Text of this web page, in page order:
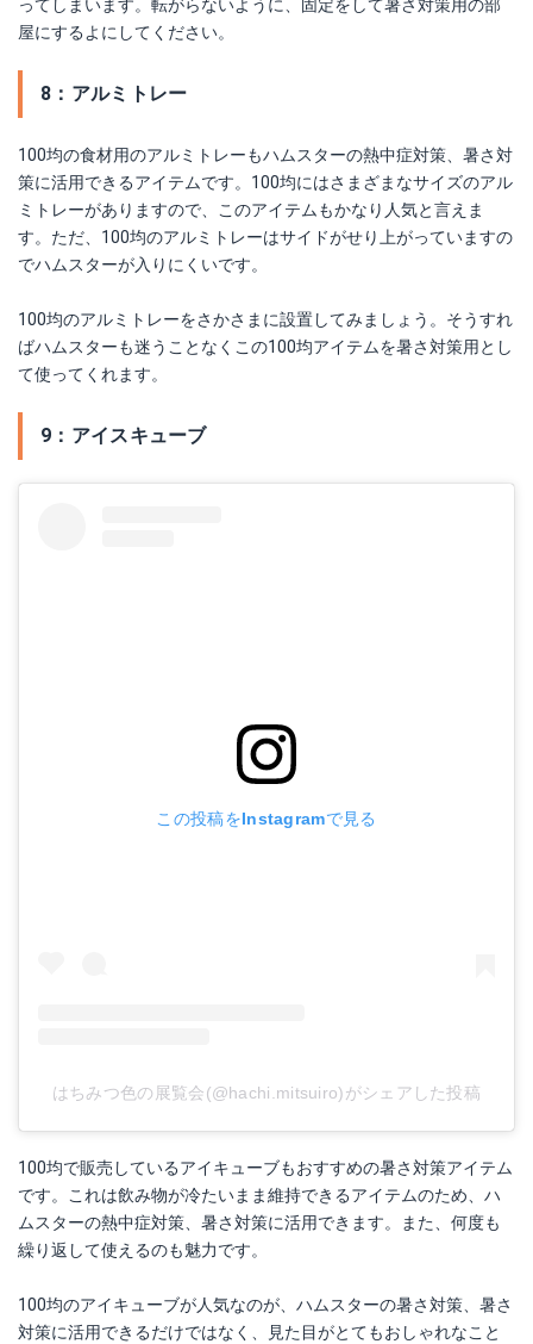
ってしまいます。転がらないように、固定をして暑さ対策用の部
屋にするよにしてください。
8：アルミトレー
100均の食材用のアルミトレーもハムスターの熱中症対策、暑さ対
策に活用できるアイテムです。100均にはさまざまなサイズのアル
ミトレーがありますので、このアイテムもかなり人気と言えま
す。ただ、100均のアルミトレーはサイドがせり上がっていますの
でハムスターが入りにくいです。
100均のアルミトレーをさかさまに設置してみましょう。そうすれ
ばハムスターも迷うことなくこの100均アイテムを暑さ対策用とし
て使ってくれます。
9：アイスキューブ
この投稿をInstagramで見る
はちみつ色の展覧会(@hachi.mitsuiro)がシェアした投稿
100均で販売しているアイキューブもおすすめの暑さ対策アイテム
です。これは飲み物が冷たいまま維持できるアイテムのため、ハ
ムスターの熱中症対策、暑さ対策に活用できます。また、何度も
繰り返して使えるのも魅力です。
100均のアイキューブが人気なのが、ハムスターの暑さ対策、暑さ
対策に活用できるだけではなく、見た目がとてもおしゃれなこと